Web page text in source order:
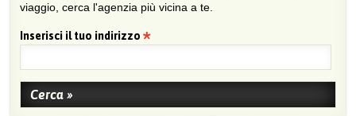
viaggio, cerca l'agenzia più vicina a te.
Inserisci il tuo indirizzo